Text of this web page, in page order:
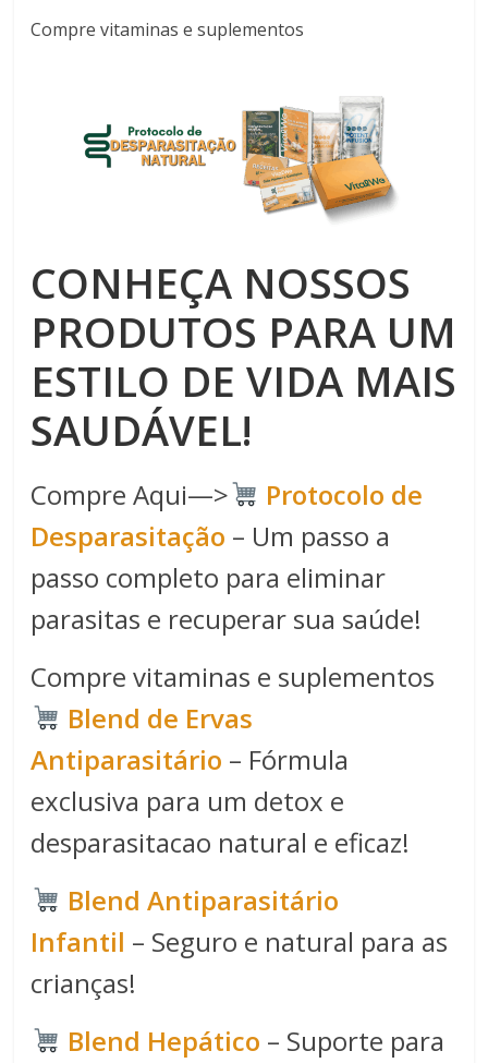
Compre vitaminas e suplementos
CONHEÇA NOSSOS
PRODUTOS PARA UM
ESTILO DE VIDA MAIS
SAUDÁVEL!
Compre Aqui—>
Protocolo de
Desparasitação – Um passo a
passo completo para eliminar
parasitas e recuperar sua saúde!
Compre vitaminas e suplementos
Blend de Ervas
Antiparasitário – Fórmula
exclusiva para um detox e
desparasitacao natural e eficaz!
Blend Antiparasitário
Infantil – Seguro e natural para as
crianças!
Blend Hepático – Suporte para